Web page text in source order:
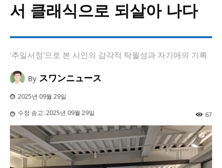
서 클래식으로 되살아 나다
'추일서정'으로 본 시인의 감각적 탁월성과 자기애의 기록
By スワンニュース
2025년 09월 29일
수정 송고: 2025년 09월 29일 67